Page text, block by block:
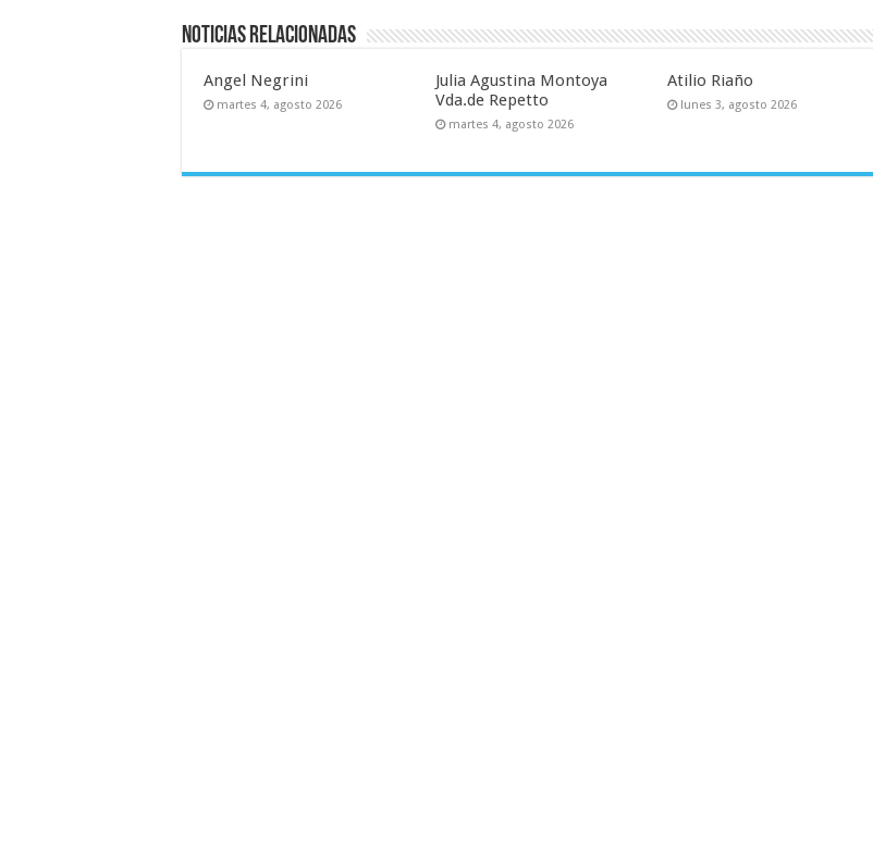
Noticias relacionadas
Angel Negrini
martes 4, agosto 2026
Julia Agustina Montoya
Vda.de Repetto
martes 4, agosto 2026
Atilio Riaño
lunes 3, agosto 2026